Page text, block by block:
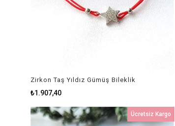
Zirkon Taş Yıldız Gümüş Bileklik
₺1.907,40
Ücretsiz Kargo